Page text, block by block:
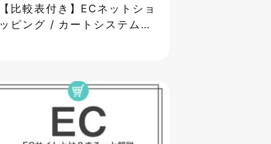
【比較表付き】ECネットショ
ッピング / カートシステムの